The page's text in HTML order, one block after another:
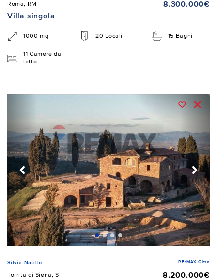
Roma, RM
8.300.000€
Villa singola
1000 mq 20 Locali 15 Bagni
11 Camere da
letto
Silvia Natillo RE/MAX Oltre
Torrita di Siena, SI
8.200.000€